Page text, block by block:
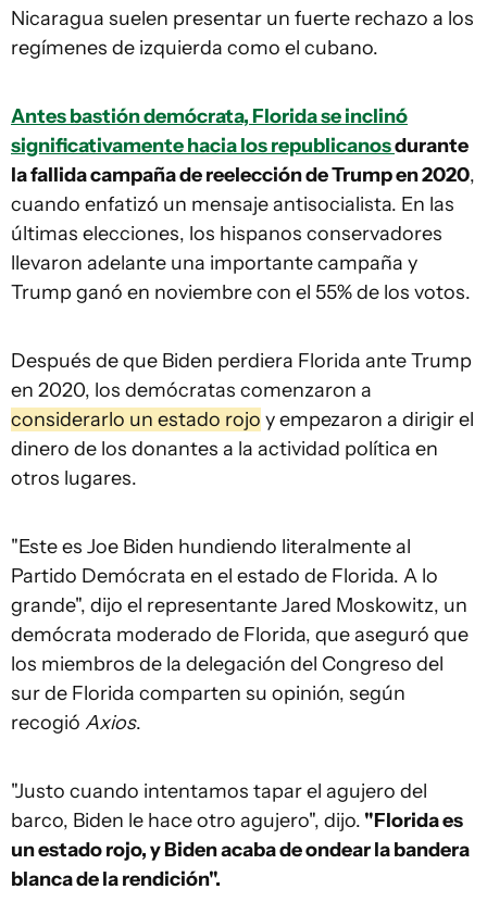
Nicaragua suelen presentar un fuerte rechazo a los
regímenes de izquierda como el cubano.
Antes bastión demócrata, Florida se inclinó
significativamente hacia los republicanosdurante
la fallida campaña de reelección de Trump en 2020,
cuando enfatizó un mensaje antisocialista. En las
últimas elecciones, los hispanos conservadores
llevaron adelante una importante campaña y
Trump ganó en noviembre con el 55% de los votos.
Después de que Biden perdiera Florida ante Trump
en 2020, los demócratas comenzaron a
considerarlo un estado rojo y empezaron a dirigir el
dinero de los donantes a la actividad política en
otros lugares.
"Este es Joe Biden hundiendo literalmente al
Partido Demócrata en el estado de Florida. A lo
grande", dijo el representante Jared Moskowitz, un
demócrata moderado de Florida, que aseguró que
los miembros de la delegación del Congreso del
sur de Florida comparten su opinión, según
recogió Axios.
"Justo cuando intentamos tapar el agujero del
barco, Biden le hace otro agujero", dijo. "Florida es
un estado rojo, y Biden acaba de ondear la bandera
blanca de la rendición".